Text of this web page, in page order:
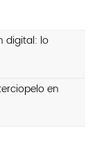
digital: lo
en